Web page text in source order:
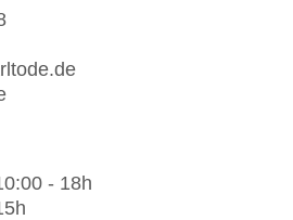
- 18h